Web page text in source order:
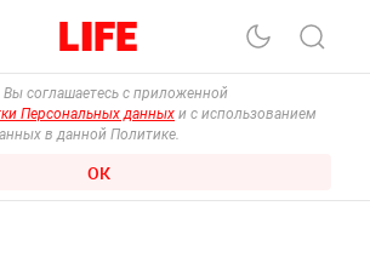
Вы соглашаетесь с приложенной
Персональных данных и с использованием
в данной Политике.
ОК